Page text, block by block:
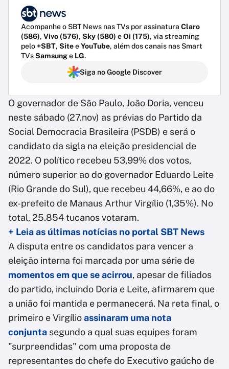
Acompanhe o SBT News nas TVs por assinatura Claro
(586), Vivo (576), Sky (580) eOi (175), via streaming
pelo+SBT, SiteeYouTube, além dos canais nas Smart
TVsSamsunge LG.
Siga no Google Discover
O governador de São Paulo, João Doria, venceu
neste sábado (27.nov) as prévias do Partido da
Social Democracia Brasileira (PSDB) e será o
candidato da sigla na eleição presidencial de
2022. O político recebeu 53,99% dos votos,
número superior ao do governador Eduardo Leite
(Rio Grande do Sul), que recebeu 44,66%, e ao do
ex-prefeito de Manaus Arthur Virgílio (1,35%). No
total, 25.854 tucanos votaram.
+ Leia as últimas notícias no portal SBT News
A disputa entre os candidatos para vencer a
eleição interna foi marcada por uma série de
momentos em que se acirrou, apesar de filiados
do partido, incluindo Doria e Leite, afirmarem que
a união foi mantida e permanecerá. Na reta final, o
primeiro e Virgílioassinaram uma nota
conjunta segundo a qual suas equipes foram
"surpreendidas" com uma proposta de
representantes do chefe do Executivo gaúcho de